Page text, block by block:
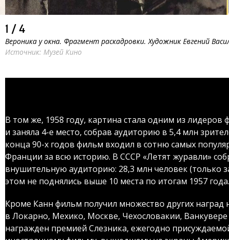
1 / 4
Вероника у окна. Фрагмент раскадровки. Художник Евгений
Источник: Музей Кино
В том же, 1958 году, картина стала одним из лидеров
и заняла 4-е место, собрав аудиторию в 5,4 млн
конца 90-х годов фильм входил в сотню самых
Франции за всю историю. В СССР «Летят журавли»
внушительную аудиторию: 28,3 млн человек (только
этом не поднялись выше 10 места по итогам 1957 года.
Кроме Канн фильм получил множество других наград
в Локарно, Мехико, Москве, Чехословакии,
награжден премией Слезника, ежегодно